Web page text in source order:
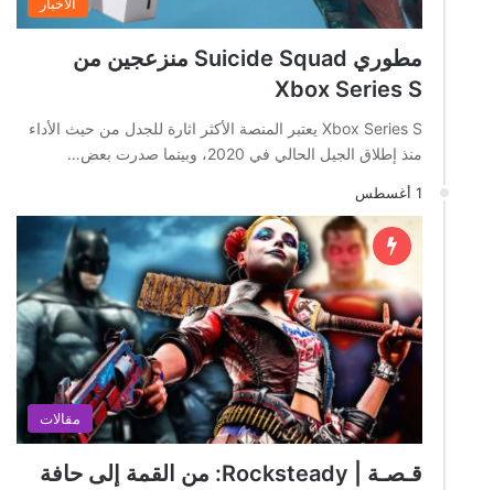
مطوري Suicide Squad منزعجين من
Xbox Series S
Xbox Series S يعتبر المنصة الأكثر اثارة للجدل من حيث الأداء
منذ إطلاق الجيل الحالي في 2020، وبينما صدرت بعض…
1 أغسطس
مقالات
قـصـة | Rocksteady: من القمة إلى حافة